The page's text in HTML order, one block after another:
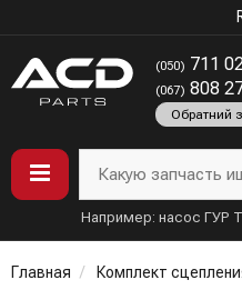
(050) 711
(067) 808
Обратний
Какую запчасть
Например: насос ГУР
Главная Комплект